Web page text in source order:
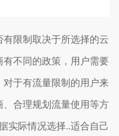
限制取决于所选择的云
有不同的政策，用户需要
于有流量限制的用户来
合理规划流量使用等方
实际情况选择..适合自己